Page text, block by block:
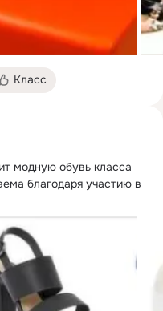
Класс
модную обувь класса
благодаря участию в